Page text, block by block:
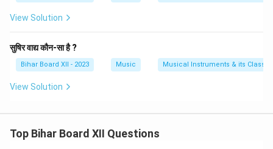
View Solution
सुषिर वाद्य कौन-सा है ?
Bihar Board XII - 2023 Music Musical Instruments & its
View Solution
Top Bihar Board XII Questions